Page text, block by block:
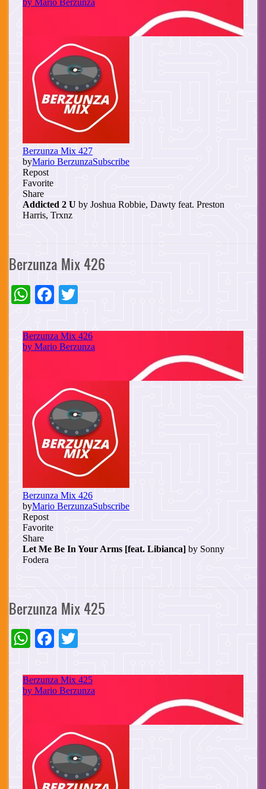
Berzunza Mix 426
WhatsApp
Facebook
Berzunza Mix 425
WhatsApp
Facebook